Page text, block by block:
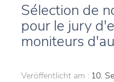
Sélection de
pour le jury
moniteurs
Veröffentlicht am : 10.